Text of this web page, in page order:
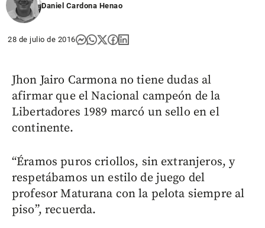
Daniel Cardona Henao
28 de julio de 2016
Jhon Jairo Carmona no tiene dudas al
afirmar que el Nacional campeón de la
Libertadores 1989 marcó un sello en el
continente.
“Éramos puros criollos, sin extranjeros, y
respetábamos un estilo de juego del
profesor Maturana con la pelota siempre al
piso”, recuerda.